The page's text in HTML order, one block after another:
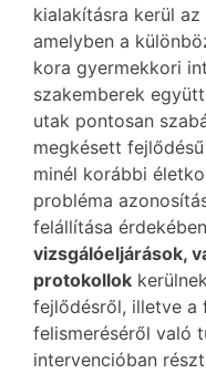
kialakításra kerül az
amelyben a
kora gyermekkori
szakemberek
utak pontosan
megkésett
minél korábbi
probléma
felállítása érdekében
vizsgálóeljárások,
protokollok
fejlődésről, illetve a
felismeréséről való
intervencióban